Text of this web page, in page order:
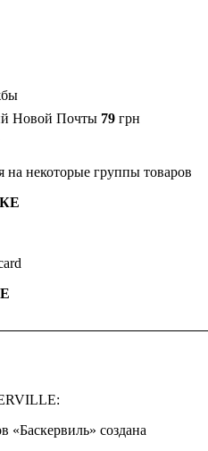
Новой Почты 79 грн
на некоторые группы товаров
«Баскервиль» создана